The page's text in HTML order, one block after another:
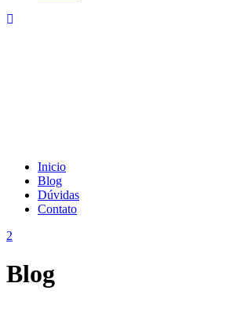
Inicio
Blog
Dúvidas
Contato
Blog